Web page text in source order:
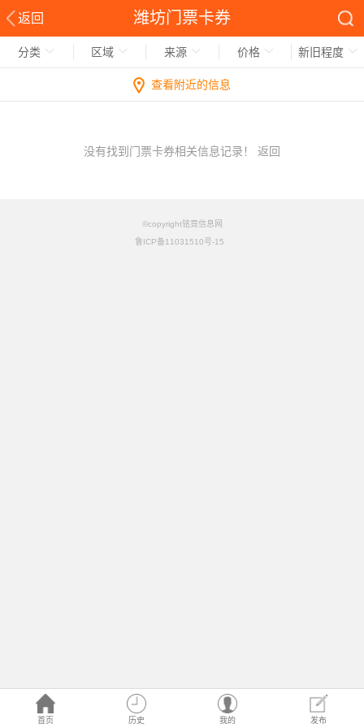
返回 潍坊门票卡券
首页 历史 我的 发布
分类 区域 来源 价格 新旧程度
查看附近的信息
没有找到门票卡券相关信息记录！ 返回
©copyright铭竟信息网
鲁ICP备11031510号-15